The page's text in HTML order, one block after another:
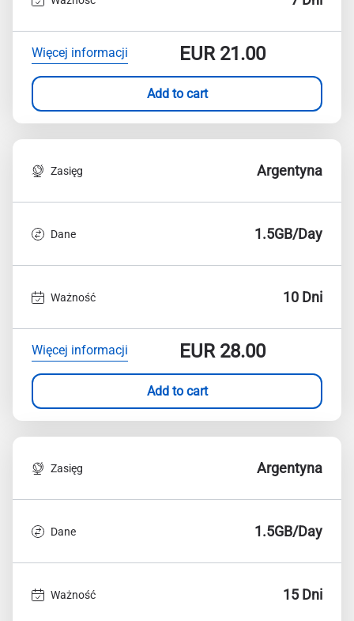
Więcej informacji EUR21.00
Add to cart
Zasięg Argentyna
Dane 1.5GB/Day
Ważność 10 Dni
Więcej informacji EUR28.00
Add to cart
Zasięg Argentyna
Dane 1.5GB/Day
Ważność 15 Dni